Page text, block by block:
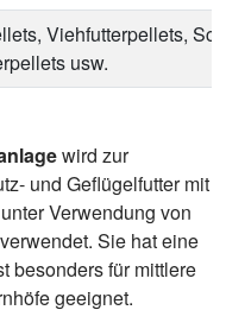
Viehfutterpellets,
usw.
wird zur
und Geflügelfutter mit
Verwendung von
Sie hat eine
besonders für mittlere
geeignet.